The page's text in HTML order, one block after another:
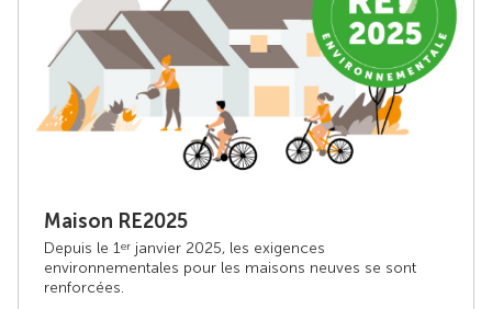
Maison RE2025
Depuis le 1er janvier 2025, les exigences
environnementales pour les maisons neuves se sont
renforcées.